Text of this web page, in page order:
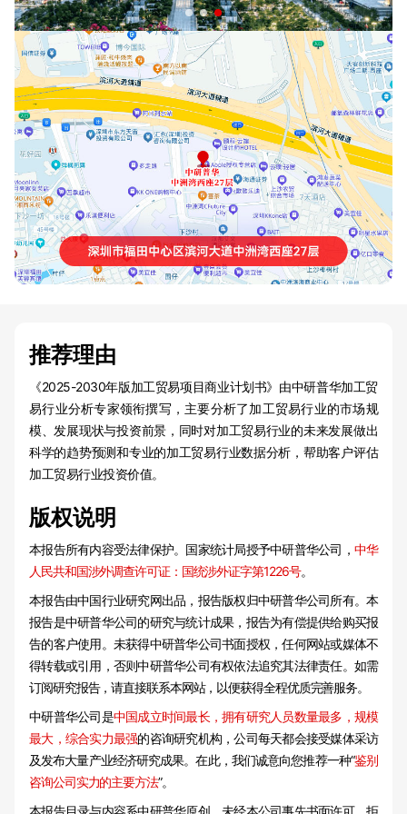
推荐理由
《2025-2030年版加工贸易项目商业计划书》由中研普华加工贸
易行业分析专家领衔撰写，主要分析了加工贸易行业的市场规
模、发展现状与投资前景，同时对加工贸易行业的未来发展做出
科学的趋势预测和专业的加工贸易行业数据分析，帮助客户评估
加工贸易行业投资价值。
版权说明
本报告所有内容受法律保护。国家统计局授予中研普华公司， 中华
人民共和国涉外调查许可证：国统涉外证字第1226号。
本报告由中国行业研究网出品，报告版权归中研普华公司所有。本
报告是中研普华公司的研究与统计成果，报告为有偿提供给购买报
告的客户使用。未获得中研普华公司书面授权，任何网站或媒体不
得转载或引用，否则中研普华公司有权依法追究其法律责任。如需
订阅研究报告，请直接联系本网站，以便获得全程优质完善服务。
中研普华公司是中国成立时间最长，拥有研究人员数量最多，规模
最大，综合实力最强的咨询研究机构，公司每天都会接受媒体采访
及发布大量产业经济研究成果。在此，我们诚意向您推荐一种“鉴别
咨询公司实力的主要方法”。
本报告目录与内容系中研普华原创，未经本公司事先书面许可，拒